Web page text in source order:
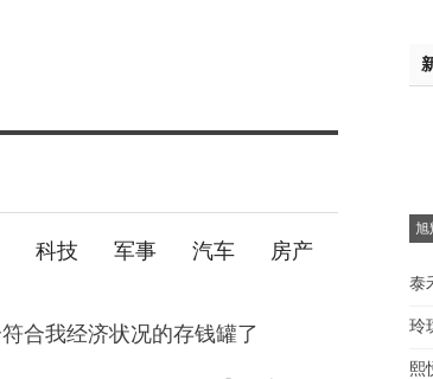
科技 军事 汽车 房产
合我经济状况的存钱罐了
旭
泰
玲
熙